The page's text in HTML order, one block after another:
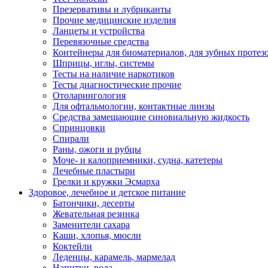
Презервативы и лубриканты
Прочие медицинские изделия
Ланцеты и устройства
Перевязочные средства
Контейнеры для биоматериалов, для зубных
Шприцы, иглы, системы
Тесты на наличие наркотиков
Тесты диагностические прочие
Отоларингология
Для офтальмологии, контактные линзы
Средства замещающие синовиальную жидкость
Спринцовки
Спирали
Раны, ожоги и рубцы
Моче- и калоприемники, судна, катетеры
Лечебные пластыри
Грелки и кружки Эсмарха
Здоровое, лечебное и детское питание
Батончики, десерты
Жевательная резинка
Заменители сахара
Каши, хлопья, мюсли
Коктейли
Леденцы, карамель, мармелад